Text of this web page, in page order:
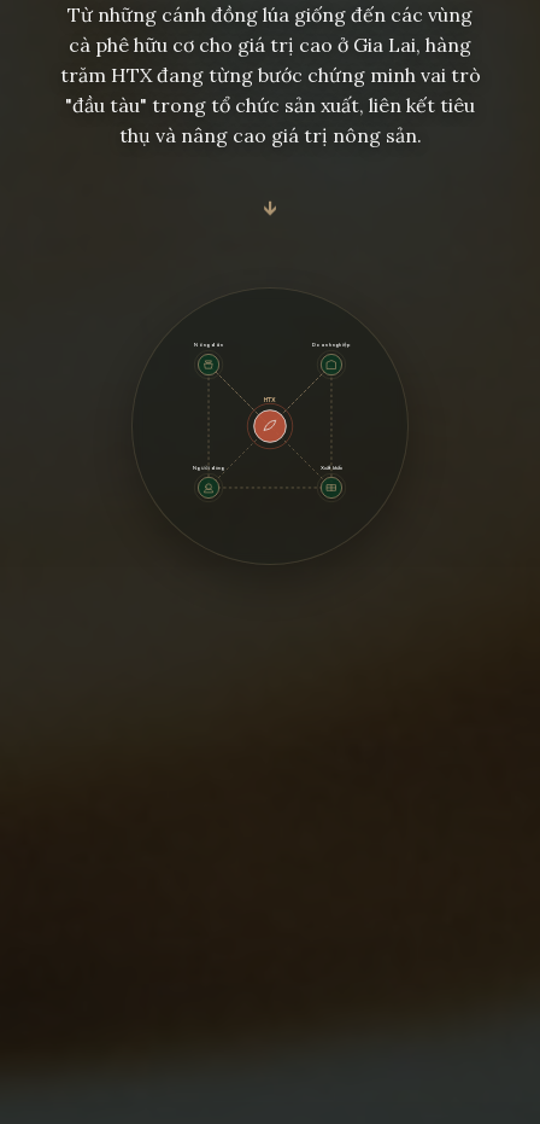
Từ những cánh đồng lúa giống đến các vùng
cà phê hữu cơ cho giá trị cao ở Gia Lai, hàng
trăm HTX đang từng bước chứng minh vai trò
"đầu tàu" trong tổ chức sản xuất, liên kết tiêu
thụ và nâng cao giá trị nông sản.
↓
Nông dân Doanh nghiệp
Xuất khẩu
Người dùng
HTX